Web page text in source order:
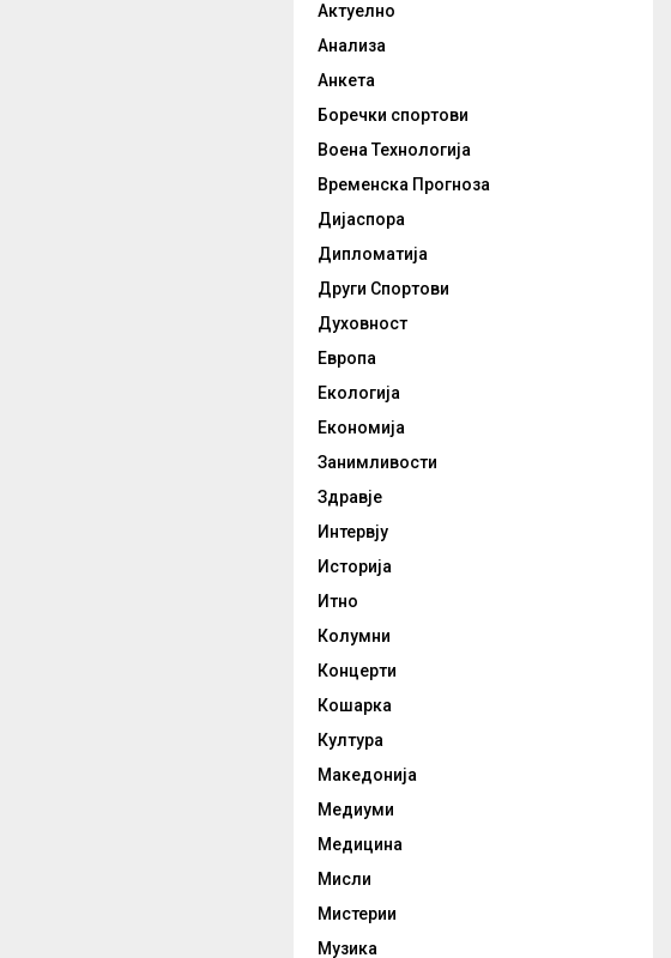
Актуелно
Анализа
Анкета
Боречки спортови
Воена Технологија
Временска Прогноза
Дијаспора
Дипломатија
Други Спортови
Духовност
Европа
Екологија
Економија
Занимливости
Здравје
Интервју
Историја
Итно
Колумни
Концерти
Кошарка
Култура
Македонија
Медиуми
Медицина
Мисли
Мистерии
Музика